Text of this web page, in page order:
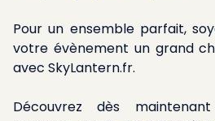
Pour un ensemble parfait,
votre évènement un grand
avec SkyLantern.fr.
Découvrez dès